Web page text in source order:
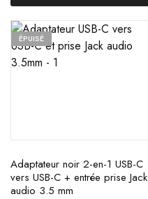
ÉPUISÉ
Adaptateur noir 2-en-1 USB-C
vers USB-C + entrée prise Jack
audio 3.5 mm